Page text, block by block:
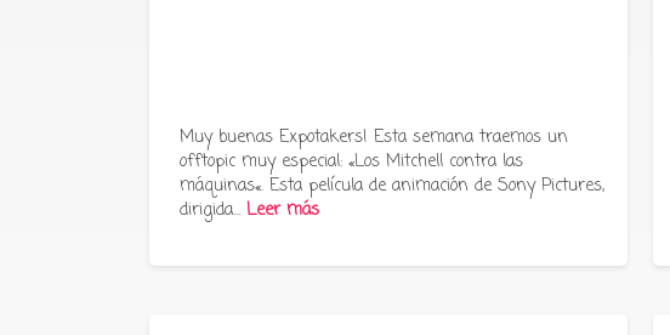
Muy buenas Expotakers! Esta semana traemos un
offtopic muy especial: «Los Mitchell contra las
máquinas«. Esta película de animación de Sony Pictures,
dirigida…Leer más